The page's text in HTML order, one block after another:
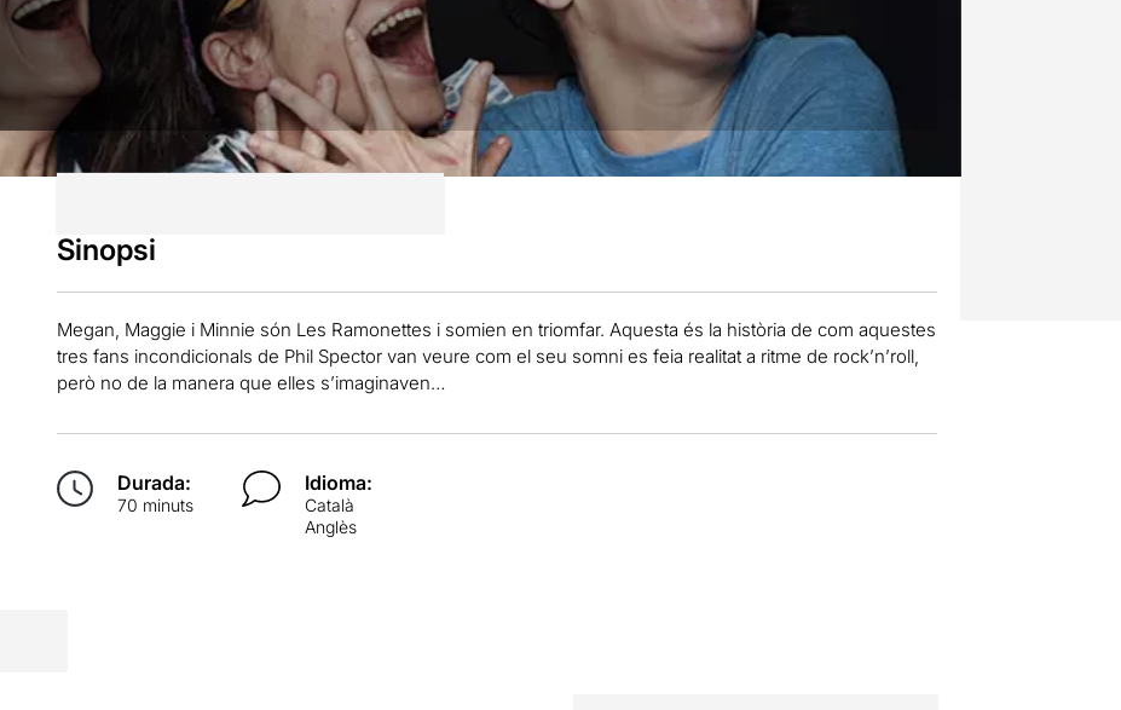
Sinopsi
Megan, Maggie i Minnie són Les Ramonettes i somien en triomfar. Aquesta és la història de com aquestes
tres fans incondicionals de Phil Spector van veure com el seu somni es feia realitat a ritme de rock’n’roll,
però no de la manera que elles s’imaginaven…
Durada:
70 minuts
Idioma:
Català
Anglès